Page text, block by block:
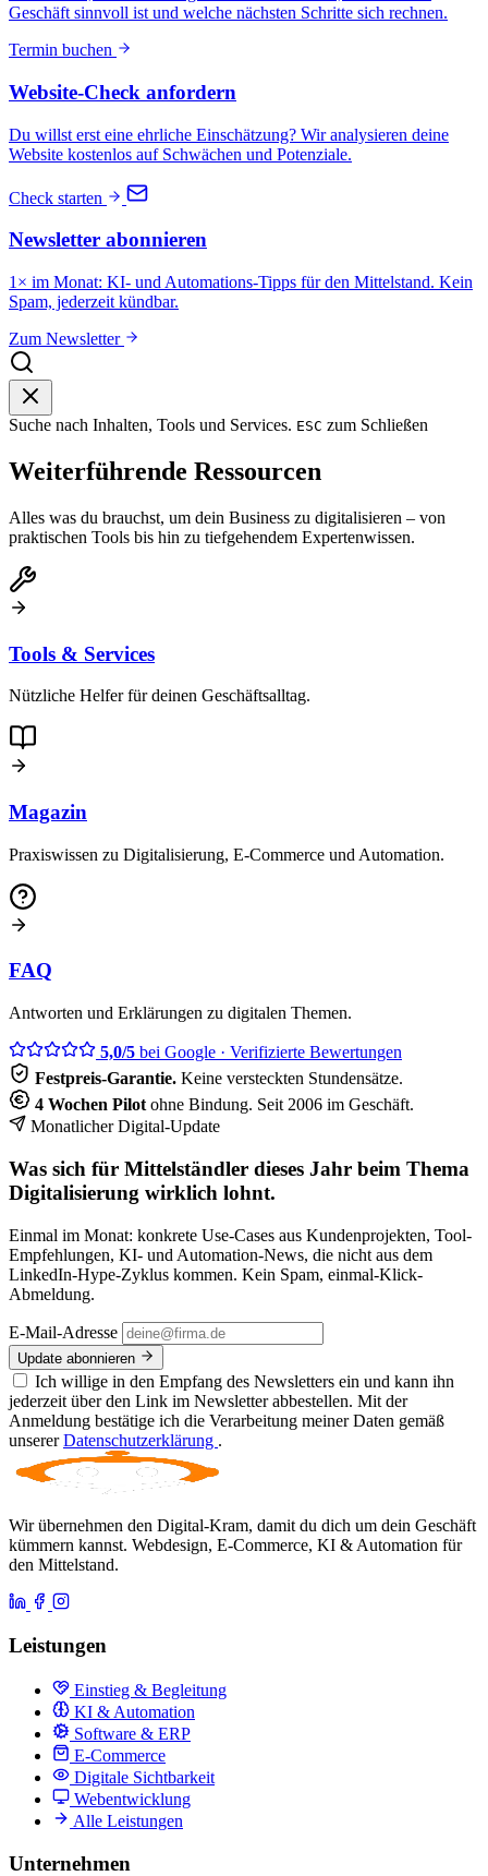
Geschäft sinnvoll ist und welche nächsten Schritte sich rechnen.
Termin buchen
Website-Check anfordern
Du willst erst eine ehrliche Einschätzung? Wir analysieren deine
Website kostenlos auf Schwächen und Potenziale.
Check starten
Newsletter abonnieren
1× im Monat: KI- und Automations-Tipps für den Mittelstand. Kein
Spam, jederzeit kündbar.
Zum Newsletter
Suche nach Inhalten, Tools und Services. ESC zum Schließen
Weiterführende Ressourcen
Alles was du brauchst, um dein Business zu digitalisieren – von
praktischen Tools bis hin zu tiefgehendem Expertenwissen.
Tools & Services
Nützliche Helfer für deinen Geschäftsalltag.
Magazin
Praxiswissen zu Digitalisierung, E-Commerce und Automation.
FAQ
Antworten und Erklärungen zu digitalen Themen.
5,0/5 bei Google · Verifizierte Bewertungen
Festpreis-Garantie. Keine versteckten Stundensätze.
4 Wochen Pilot ohne Bindung. Seit 2006 im Geschäft.
Monatlicher Digital-Update
Was sich für Mittelständler dieses Jahr beim Thema
Digitalisierung wirklich lohnt.
Einmal im Monat: konkrete Use-Cases aus Kundenprojekten, Tool-
Empfehlungen, KI- und Automation-News, die nicht aus dem
LinkedIn-Hype-Zyklus kommen. Kein Spam, einmal-Klick-
Abmeldung.
E-Mail-Adresse
Update abonnieren
Ich willige in den Empfang des Newsletters ein und kann ihn
jederzeit über den Link im Newsletter abbestellen. Mit der
Anmeldung bestätige ich die Verarbeitung meiner Daten gemäß
unsererDatenschutzerklärung .
Wir übernehmen den Digital-Kram, damit du dich um dein Geschäft
kümmern kannst. Webdesign, E-Commerce, KI & Automation für
den Mittelstand.
Leistungen
Einstieg & Begleitung
KI & Automation
Software & ERP
E-Commerce
Digitale Sichtbarkeit
Webentwicklung
Alle Leistungen
Unternehmen